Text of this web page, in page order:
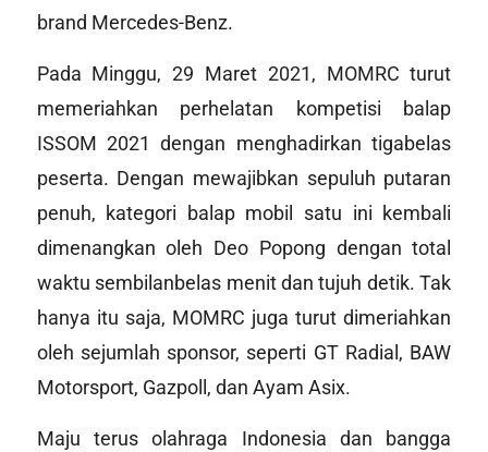
brand Mercedes-Benz.
Pada Minggu, 29 Maret 2021, MOMRC turut
memeriahkan perhelatan kompetisi balap
ISSOM 2021 dengan menghadirkan tigabelas
peserta. Dengan mewajibkan sepuluh putaran
penuh, kategori balap mobil satu ini kembali
dimenangkan oleh Deo Popong dengan total
waktu sembilanbelas menit dan tujuh detik. Tak
hanya itu saja, MOMRC juga turut dimeriahkan
oleh sejumlah sponsor, seperti GT Radial, BAW
Motorsport, Gazpoll, dan Ayam Asix.
Maju terus olahraga Indonesia dan bangga